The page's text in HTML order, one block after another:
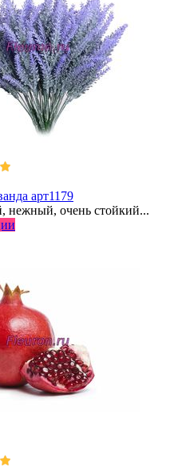
арт1179
нежный, очень стойкий...